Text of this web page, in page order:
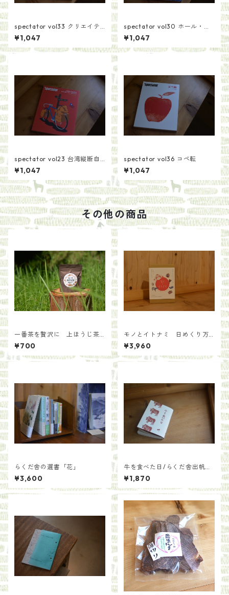
spectator vol33 クリエイテ
ィブ文章術
¥1,047
spectator vol30 ホール・ア
ース・カタログ後編
¥1,047
spectator vol23 台湾縦断自
転車旅紀行
¥1,047
spectator vol36 コペ転
¥1,047
その他の商品
一番茶を贅沢に 上ほうじ茶
【手土産用パッケージ40g】
¥700
モノとイトナミ 日めくり万
年カレンダー／協力：国立民
族学博物館
¥3,960
らくだ舎の選書「花」
¥3,600
牛を食べた日/らくだ舎出帆
室・千葉貴子
¥1,870